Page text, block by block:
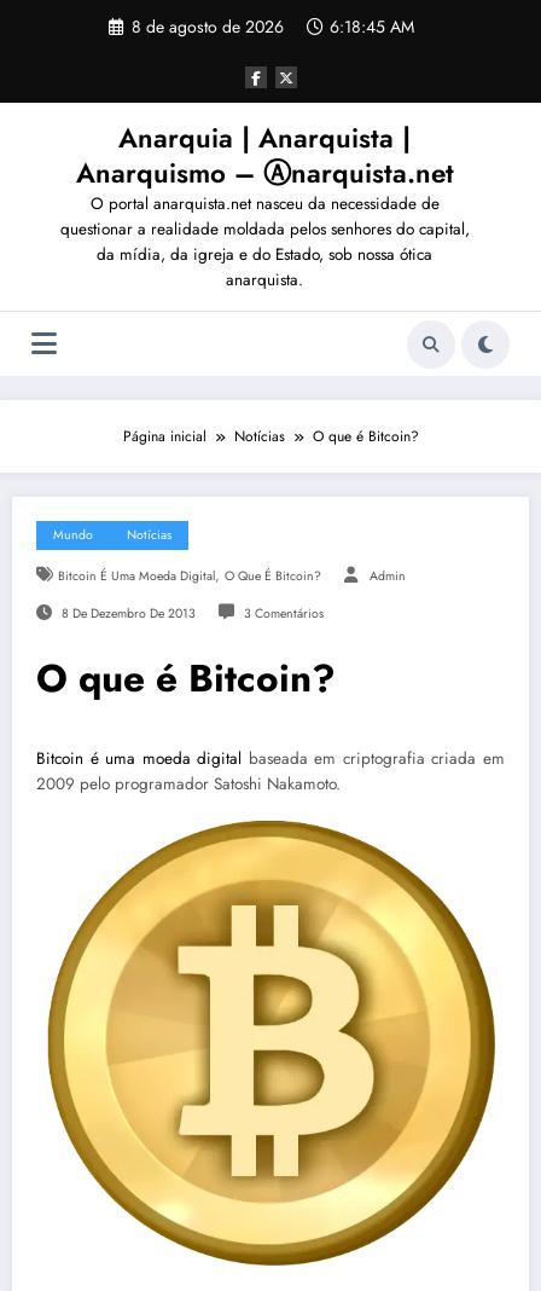
8 de agosto de 2026 6:18:46 AM
Anarquia | Anarquista |
Anarquismo – Ⓐnarquista.net
O portal anarquista.net nasceu da necessidade de
questionar a realidade moldada pelos senhores do capital,
da mídia, da igreja e do Estado, sob nossa ótica
anarquista.
Página inicial Notícias O que é Bitcoin?
Mundo Notícias
Bitcoin É Uma Moeda Digital, O Que É Bitcoin? Admin
8 De Dezembro De 2013 3 Comentários
O que é Bitcoin?
Bitcoin é uma moeda digital baseada em criptografia criada em
2009 pelo programador Satoshi Nakamoto.